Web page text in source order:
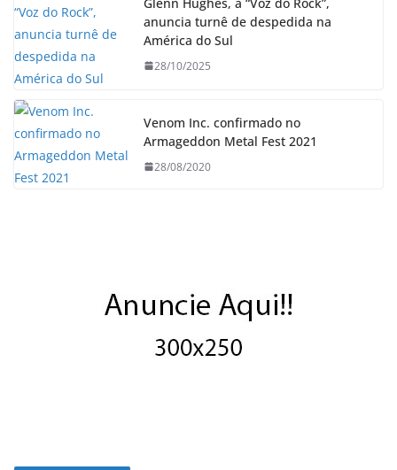
anuncia turnê de despedida na
América do Sul
28/10/2025
Venom Inc. confirmado no
Armageddon Metal Fest 2021
28/08/2020